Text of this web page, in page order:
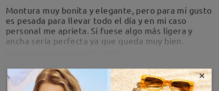
Montura muy bonita y elegante, pero para mi gusto
es pesada para llevar todo el día y en mi caso
personal me aprieta. Si fuese algo más ligera y
ancha sería perfecta ya que queda muy bien.
Firmoo'sreply Aug 31 , 2025
MOSTRAR MÁS ×